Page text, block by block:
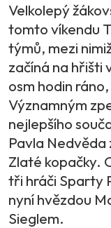
Velkolepý
tomto víkendu
týmů, mezi
začíná na hřišti
osm hodin
Významným
nejlepšího
Pavla Nedvěda
Zlaté kopačky.
tři hráči Sparty
nyní hvězdou
Sieglem.